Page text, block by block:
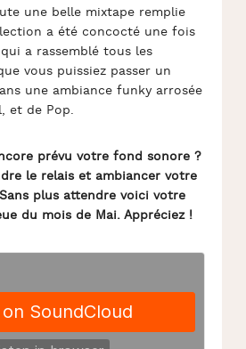
une belle mixtape remplie
a été concocté une fois
qui a rassemblé tous les
vous puissiez passer un
une ambiance funky arrosée
et de Pop.
prévu votre fond sonore ?
le relais et ambiancer votre
plus attendre voici votre
du mois de Mai. Appréciez !